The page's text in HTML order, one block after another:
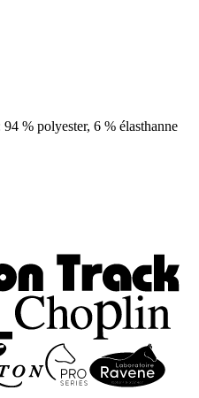
% polyester, 6 % élasthanne